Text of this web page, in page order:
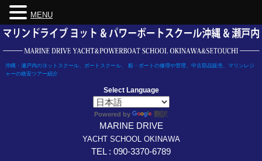
Skip
content
沖縄・瀬戸内のヨットスクール、ボートスクール、 船・ボートの修理や管理、中古部品販売、マリンレジ
ャーの格安ツアー紹介
Select Language
Powered by 翻訳
MARINE DRIVE
YACHT SCHOOL OKINAWA
TEL : 090-3370-6789
MENU